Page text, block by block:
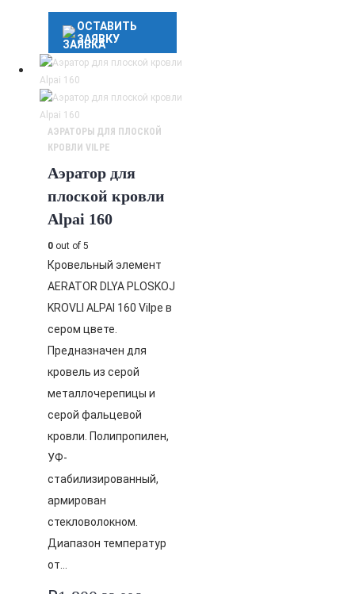
ОСТАВИТЬ
ЗАЯВКУ
АЭРАТОРЫ ДЛЯ ПЛОСКОЙ
КРОВЛИ VILPE
Аэратор для
плоской кровли
Alpai 160
0 out of 5
Кровельный элемент
AERATOR DLYA PLOSKOJ
KROVLI ALPAI 160 Vilpe в
сером цвете.
Предназначен для
кровель из серой
металлочерепицы и
серой фальцевой
кровли. Полипропилен,
УФ-
стабилизированный,
армирован
стекловолокном.
Диапазон температур
от…